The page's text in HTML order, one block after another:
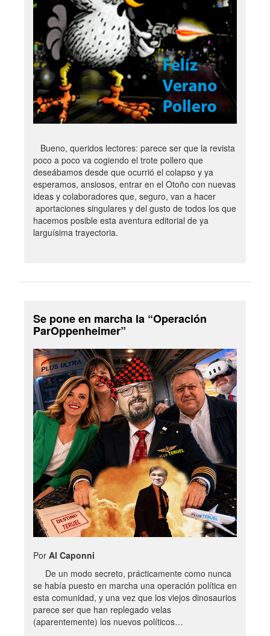
Bueno, queridos lectores: parece ser que la revista
poco a poco va cogiendo el trote pollero que
deseábamos desde que ocurrió el colapso y ya
esperamos, ansiosos, entrar en el Otoño con nuevas
ideas y colaboradores que, seguro, van a hacer
aportaciones singulares y del gusto de todos los que
hacemos posible esta aventura editorial de ya
larguísima trayectoria.
Se pone en marcha la “Operación
ParOppenheimer”
Por Al Caponni
De un modo secreto, prácticamente como nunca
se había puesto en marcha una operación política en
esta comunidad, y una vez que los viejos dinosaurios
parece ser que han replegado velas
(aparentemente) los nuevos políticos…